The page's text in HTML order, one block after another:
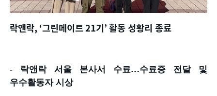
락앤락, ‘그린메이트21기’활동 성황리 종료
- 락앤락 서울 본사서 수료…수료증 전달 및
우수활동자 시상